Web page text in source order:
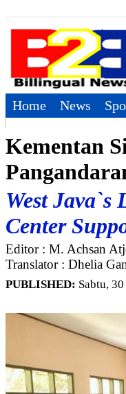
Home News
Kementan
West
Center
Editor : M. Achsan
Translator : Dhelia
PUBLISHED: Sabtu,